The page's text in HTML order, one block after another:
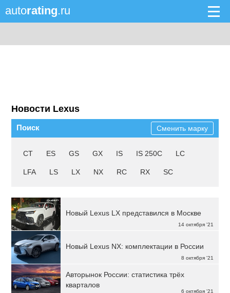
autorating.ru
Новости Lexus
Поиск Сменить марку
CT ES GS GX IS IS 250C LC
LFA LS LX NX RC RX SC
14 октября '21
Новый Lexus LX представился в Москве
8 октября '21
Новый Lexus NX: комплектации в России
6 октября '21
Авторынок России: статистика трёх
кварталов